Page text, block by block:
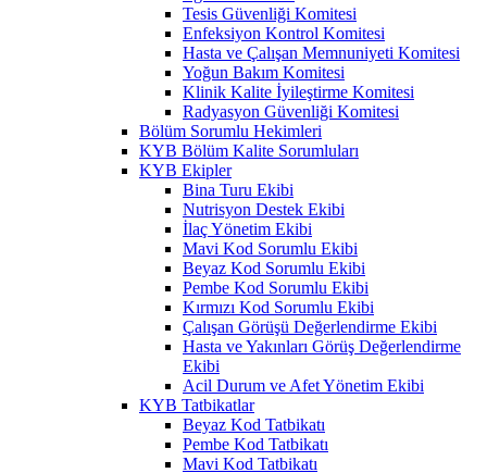
Tesis Güvenliği Komitesi
Enfeksiyon Kontrol Komitesi
Hasta ve Çalışan Memnuniyeti Komitesi
Yoğun Bakım Komitesi
Klinik Kalite İyileştirme Komitesi
Radyasyon Güvenliği Komitesi
Bölüm Sorumlu Hekimleri
KYB Bölüm Kalite Sorumluları
KYB Ekipler
Bina Turu Ekibi
Nutrisyon Destek Ekibi
İlaç Yönetim Ekibi
Mavi Kod Sorumlu Ekibi
Beyaz Kod Sorumlu Ekibi
Pembe Kod Sorumlu Ekibi
Kırmızı Kod Sorumlu Ekibi
Çalışan Görüşü Değerlendirme Ekibi
Hasta ve Yakınları Görüş Değerlendirme
Ekibi
Acil Durum ve Afet Yönetim Ekibi
KYB Tatbikatlar
Beyaz Kod Tatbikatı
Pembe Kod Tatbikatı
Mavi Kod Tatbikatı